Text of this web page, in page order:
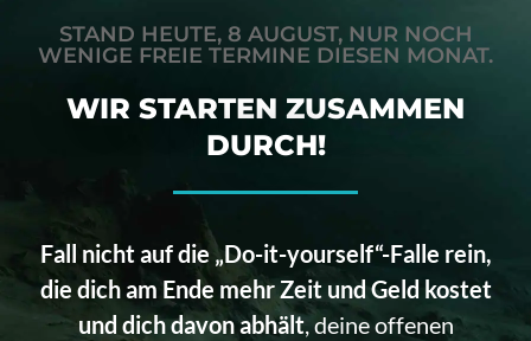
STAND HEUTE, 8 AUGUST, NUR NOCH
WENIGE FREIE TERMINE DIESEN MONAT.
WIR STARTEN ZUSAMMEN
DURCH!
Fall nicht auf die „Do-it-yourself“-Falle rein,
die dich am Ende mehr Zeit und Geld kostet
und dich davon abhält, deine offenen